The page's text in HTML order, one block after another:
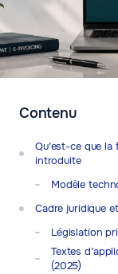
Contenu
Qu’est-ce que
introduite
Modèle
Cadre juridique
Législation
Textes
(2025)